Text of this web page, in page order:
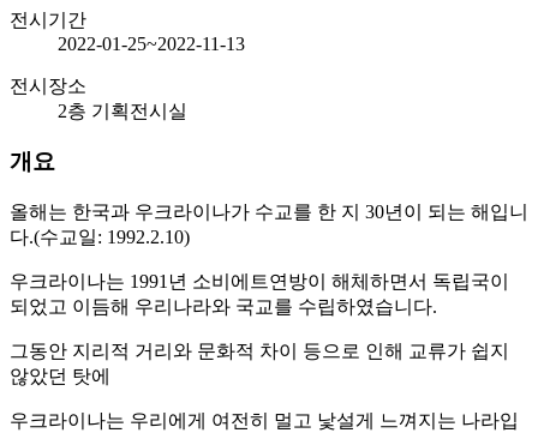
전시기간
2022-01-25~2022-11-13
전시장소
2층 기획전시실
개요
올해는 한국과 우크라이나가 수교를 한 지 30년이 되는 해입니
다.(수교일: 1992.2.10)
우크라이나는 1991 년 소비에트연방이 해체하면서 독립국이
되었고 이듬해 우리나라와 국교를 수립하였습니다.
그동안 지리적 거리와 문화적 차이 등으로 인해 교류가 쉽지
않았던 탓에
우크라이나는 우리에게 여전히 멀고 낯설게 느껴지는 나라입